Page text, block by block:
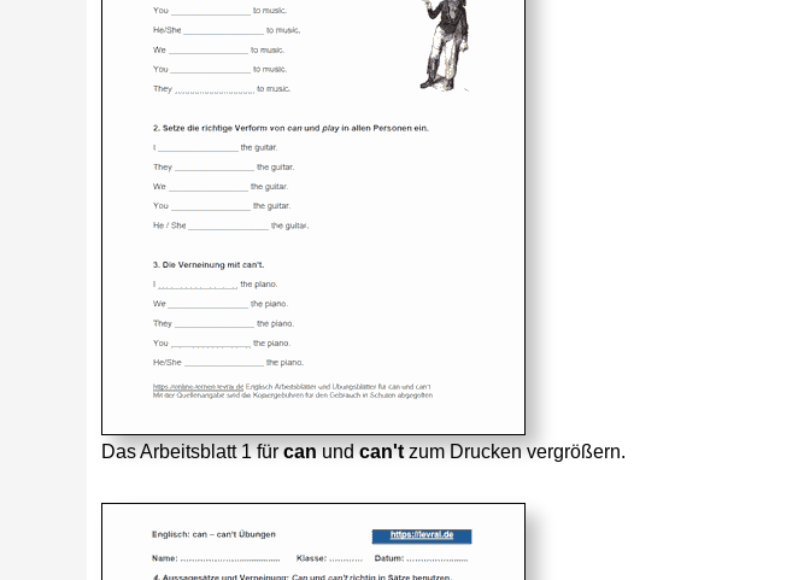
Das Arbeitsblatt 1 fürcanundcan'tzum Drucken vergrößern.